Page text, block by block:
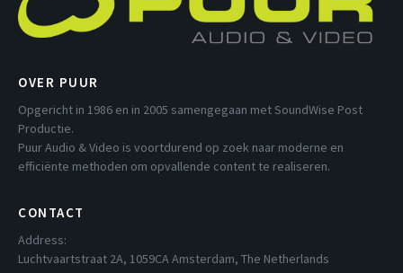
OVER PUUR
Opgericht in 1986 en in 2005 samengegaan met SoundWise Post
Productie.
Puur Audio & Video is voortdurend op zoek naar moderne en
efficiënte methoden om opvallende content te realiseren.
CONTACT
Address:
Luchtvaartstraat 2A, 1059CA Amsterdam, The Netherlands